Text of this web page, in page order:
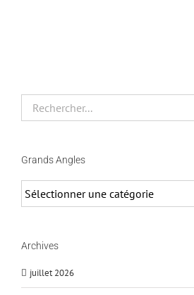
Grands Angles
Angles
Archives
juillet 2026